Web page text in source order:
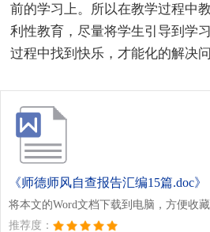
前的学习上。所以在教学过程中
利性教育，尽量将学生引导到学
过程中找到快乐，才能化的解决问
《师德师风自查报告汇编15篇.doc》
将本文的Word文档下载到电脑，方便收
推荐度：